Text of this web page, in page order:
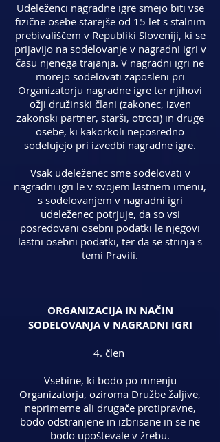
Udeleženci nagradne igre smejo biti vse
fizične osebe starejše od 15 let s stalnim
prebivališčem v Republiki Sloveniji, ki se
prijavijo na sodelovanje v nagradni igri v
času njenega trajanja. V nagradni igri ne
morejo sodelovati zaposleni pri
Organizatorju nagradne igre ter njihovi
ožji družinski člani (zakonec, izven
zakonski partner, starši, otroci) in druge
osebe, ki kakorkoli neposredno
sodelujejo pri izvedbi nagradne igre.
Vsak udeleženec sme sodelovati v
nagradni igri le v svojem lastnem imenu,
s sodelovanjem v nagradni igri
udeleženec potrjuje, da so vsi
posredovani osebni podatki le njegovi
lastni osebni podatki, ter da se strinja s
temi Pravili.
ORGANIZACIJA IN NAČIN
SODELOVANJA V NAGRADNI IGRI
4. člen
Vsebine, ki bodo po mnenju
Organizatorja, oziroma Družbe žaljive,
neprimerne ali drugače protipravne,
bodo odstranjene in izbrisane in se ne
bodo upoštevale v žrebu.